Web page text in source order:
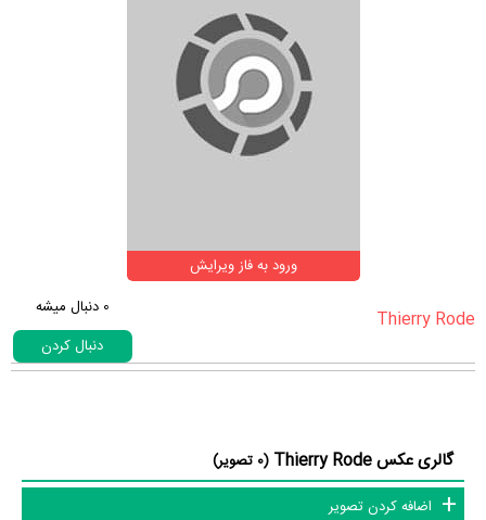
ورود به فاز ویرایش
0 دنبال میشه
دنبال کردن
گالری عکس Thierry Rode
(0 تصویر)
اضافه کردن تصویر